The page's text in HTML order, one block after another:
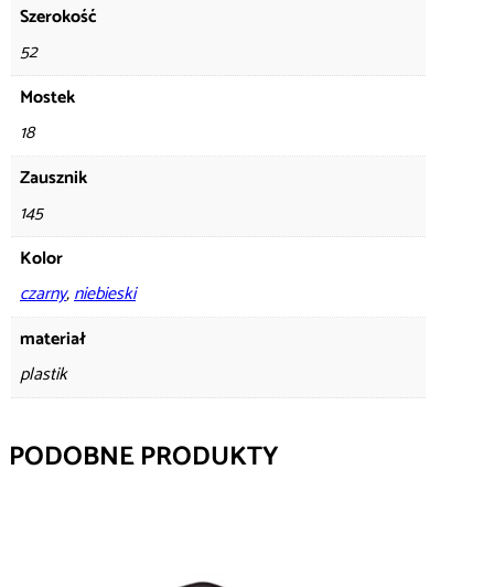
Szerokość
52
Mostek
18
Zausznik
145
Kolor
czarny,niebieski
materiał
plastik
PODOBNE PRODUKTY